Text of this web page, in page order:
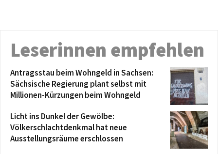
Leserinnen empfehlen
Antragsstau beim Wohngeld in Sachsen:
Sächsische Regierung plant selbst mit
Millionen-Kürzungen beim Wohngeld
Licht ins Dunkel der Gewölbe:
Völkerschlachtdenkmal hat neue
Ausstellungsräume erschlossen